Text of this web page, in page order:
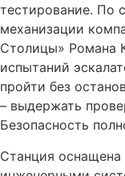
тестирование. По
механизации
Столицы» Романа
испытаний
пройти без
– выдержать
Безопасность
Станция